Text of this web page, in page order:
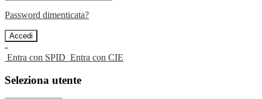
Password dimenticata?
-
Entra con SPID Entra con CIE
Seleziona utente